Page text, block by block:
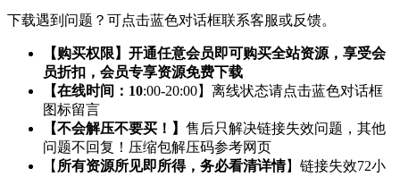
下载遇到问题？可点击蓝色对话框联系客服或反馈。
【购买权限】开通任意会员即可购买全站资源，享受会
员折扣，会员专享资源免费下载
【在线时间：10:00-20:00】离线状态请点击蓝色对话框
图标留言
【不会解压不要买！】 售后只解决链接失效问题，其他
问题不回复！压缩包解压码参考网页
【 所有资源所见即所得，务必看清详情】链接失效72小